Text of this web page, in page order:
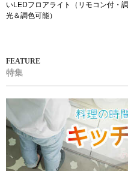
いLEDフロアライト（リモコン付・調
光＆調色可能）
特集